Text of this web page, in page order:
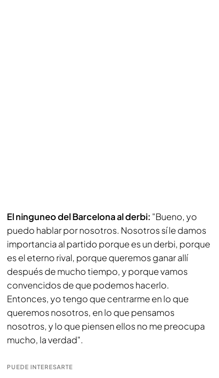
El ninguneo del Barcelona al derbi: "Bueno, yo
puedo hablar por nosotros. Nosotros sí le damos
importancia al partido porque es un derbi, porque
es el eterno rival, porque queremos ganar allí
después de mucho tiempo, y porque vamos
convencidos de que podemos hacerlo.
Entonces, yo tengo que centrarme en lo que
queremos nosotros, en lo que pensamos
nosotros, y lo que piensen ellos no me preocupa
mucho, la verdad".
PUEDE INTERESARTE